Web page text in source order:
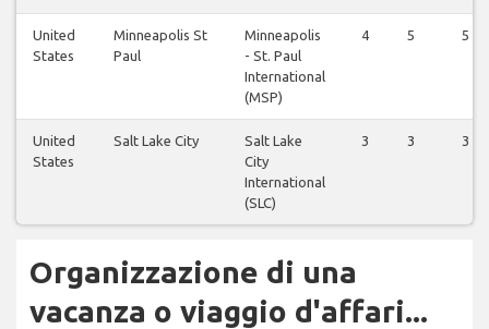
United
States
Minneapolis St
Paul
Minneapolis
- St. Paul
International
(MSP)
4 5 5
United
States
Salt Lake City
Salt Lake
City
International
(SLC)
3 3 3
Organizzazione di una
vacanza o viaggio d'affari...